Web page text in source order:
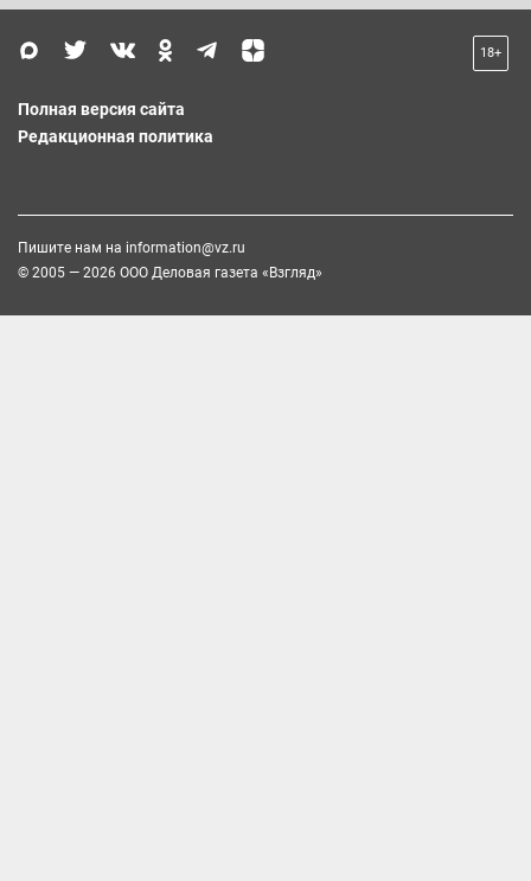
18+
Полная версия сайта
Редакционная политика
Пишите нам на information@vz.ru
© 2005 — 2026 ООО Деловая газета «Взгляд»